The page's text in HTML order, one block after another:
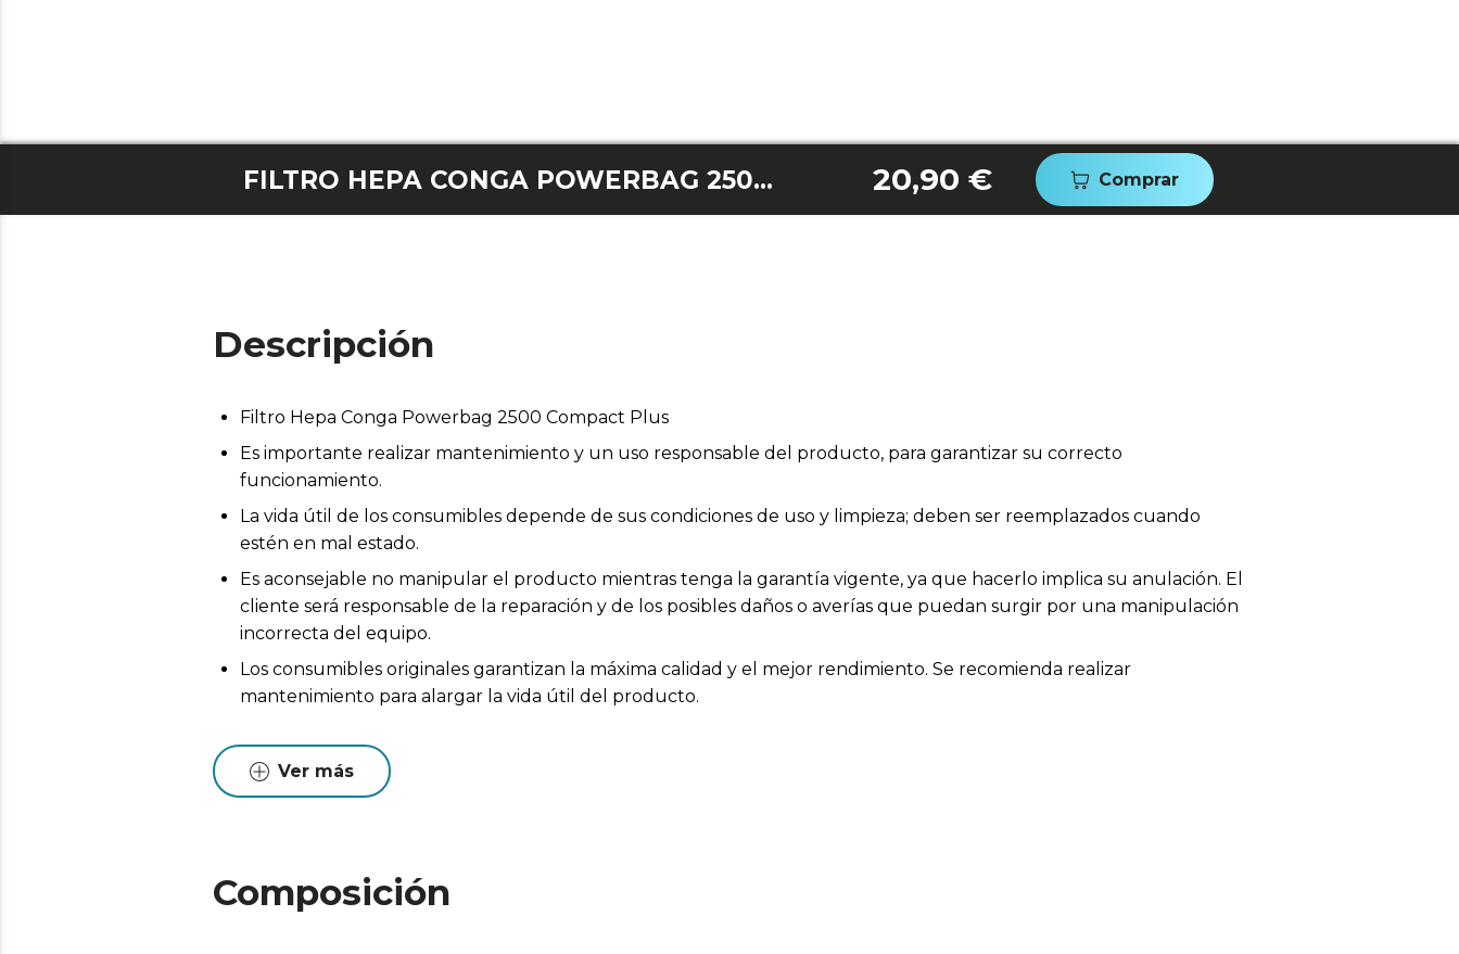
FILTRO HEPA CONGA POWERBAG 2500 COMPACT PLUS 20,90 € Comprar
Descripción
Filtro Hepa Conga Powerbag 2500 Compact Plus
Es importante realizar mantenimiento y un uso responsable del producto, para garantizar su correcto
funcionamiento.
La vida útil de los consumibles depende de sus condiciones de uso y limpieza; deben ser reemplazados cuando
estén en mal estado.
Es aconsejable no manipular el producto mientras tenga la garantía vigente, ya que hacerlo implica su anulación. El
cliente será responsable de la reparación y de los posibles daños o averías que puedan surgir por una manipulación
incorrecta del equipo.
Los consumibles originales garantizan la máxima calidad y el mejor rendimiento. Se recomienda realizar
mantenimiento para alargar la vida útil del producto.
Ver más
Composición